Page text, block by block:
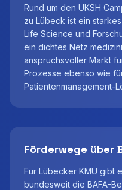
Rund um den UKSH
zu Lübeck ist ein
Life Science und
ein dichtes Netz
anspruchsvoller Markt
Prozesse ebenso wie
Patientenmanagement-
Förderwege über
Für Lübecker KMU gibt
bundesweit die BAFA-